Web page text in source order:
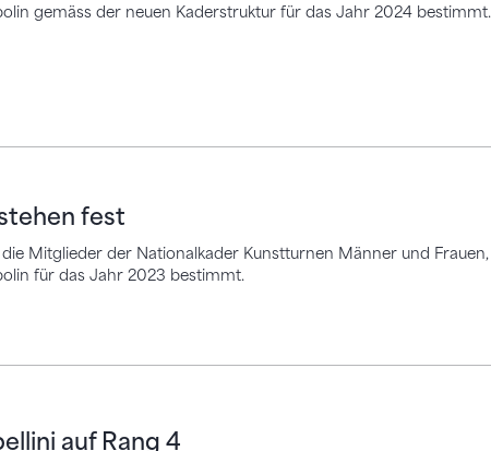
gemäss der neuen Kaderstruktur für das Jahr 2024 bestimmt.
fest
Mitglieder der Nationalkader Kunstturnen Männer und Frauen,
für das Jahr 2023 bestimmt.
fest
auf Rang 4
auf Rang 4